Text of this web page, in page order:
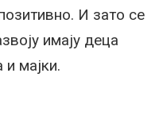
И зато се
имају деца
мајки.